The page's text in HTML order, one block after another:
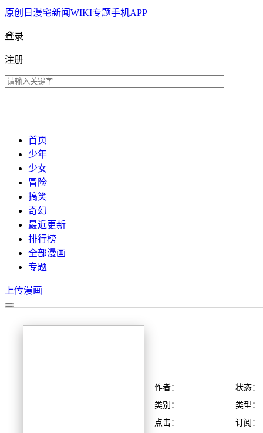
原创 日漫宅新闻WIKI专题手机APP
登录
注册
首页
少年
少女
冒险
搞笑
奇幻
最近更新
排行榜
全部漫画
专题
上传漫画
作者：
状态：
类别：
类型：
点击：
订阅：